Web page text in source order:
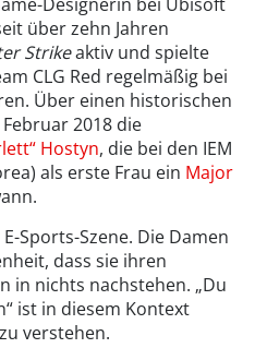
über zehn Jahren
Strikeaktiv und spielte
CLG Red regelmäßig bei
Über einen historischen
2018 die
Hostyn, die bei den IEM
als erste Frau ein Major
Sports-Szene. Die Damen
dass sie ihren
in nichts nachstehen. „Du
ist in diesem Kontext
verstehen.